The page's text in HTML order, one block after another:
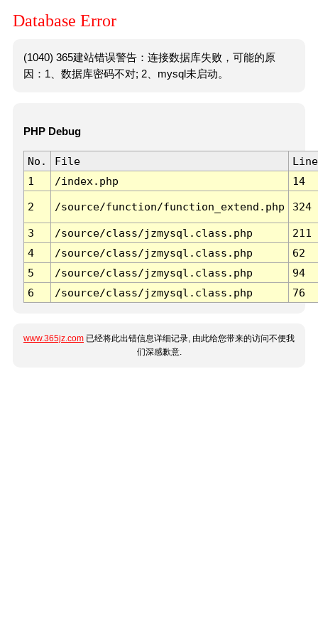
Database Error
(1040) 365建站错误警告：连接数据库失败，可能的原
因：1、数据库密码不对; 2、mysql未启动。
PHP Debug
No. File
Line
1
/index.php 14
2 /source/function/function_extend.php 324
3 /source/class/jzmysql.class.php
211
4
/source/class/jzmysql.class.php
62
5
/source/class/jzmysql.class.php
94
6
/source/class/jzmysql.class.php 76
www.365jz.com 已经将此出错信息详细记录, 由此给您带来的访问不便我
们深感歉意.